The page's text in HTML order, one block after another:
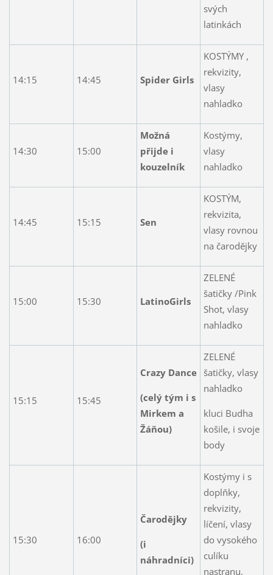
svých
latinkách
14:15 14:45 Spider Girls
KOSTÝMY ,
rekvizity,
vlasy
nahladko
14:30 15:00
Možná
přijde i
kouzelník
Kostýmy,
vlasy
nahladko
14:45 15:15 Sen
KOSTÝM,
rekvizita,
vlasy rovnou
na čarodějky
15:00 15:30 LatinoGirls
ZELENÉ
šatičky /Pink
Shot, vlasy
nahladko
15:15 15:45
Crazy Dance
(celý tým i s
Mirkem a
Žáňou)
ZELENÉ
šatičky, vlasy
nahladko
kluci Budha
košile, i svoje
body
15:30 16:00
Čarodějky
(i
náhradníci)
Kostýmy i s
doplňky,
rekvizity,
líčení, vlasy
do vysokého
culíku
nastranu,